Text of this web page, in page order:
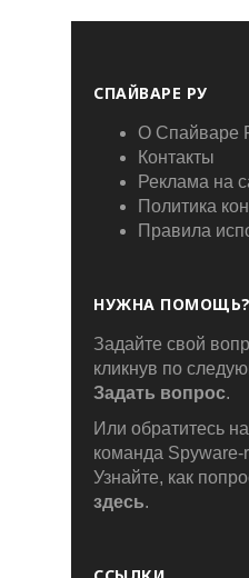
СПАЙВАРЕ РУ
О Спайваре
Контакты
Реклама на
Политика
Правила
НУЖНА ПОМОЩЬ?
Задайте свой
кликнув по
Задать вопрос.
Или обратитесь
команда
Узнайте, как
здесь.